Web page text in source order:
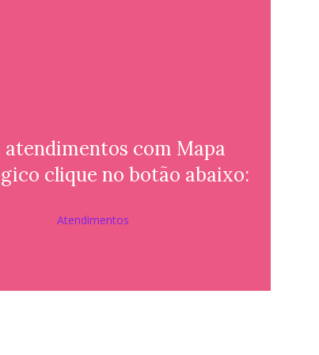
atendimentos com Mapa
clique no botão abaixo:
Atendimentos